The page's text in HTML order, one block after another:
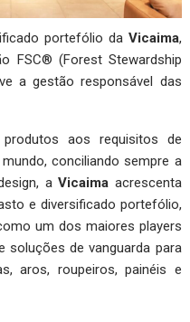
portefólio da Vicaima,
FSC® (Forest Stewardship
a gestão responsável das
aos requisitos de
conciliando sempre a
aVicaima acrescenta
e diversificado portefólio,
um dos maiores players
soluções de vanguarda para
aros, roupeiros, painéis e